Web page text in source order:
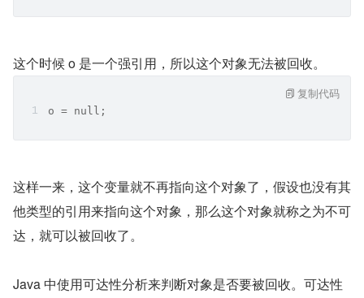
这个时候 o 是一个强引用，所以这个对象无法被回收。
o = null;
复制代码
这样一来，这个变量就不再指向这个对象了，假设也没有其
他类型的引用来指向这个对象，那么这个对象就称之为不可
达，就可以被回收了。
Java 中使用可达性分析来判断对象是否要被回收。可达性